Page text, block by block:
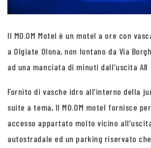
Il MO.OM Motel è un motel a ore con
a Olgiate Olona, non lontano da Via
ad una manciata di minuti dall’uscita A8
Fornito di vasche idro all’interno della
suite a tema, Il MO.OM motel fornisce
accesso appartato molto vicino
autostradale ed un parking riservato